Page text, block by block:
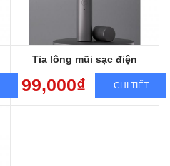
Tỉa lông mũi sạc điện
99,000₫ CHI TIẾT